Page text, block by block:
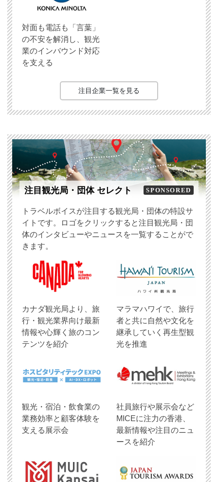
対面も電話も「言葉」
の不安を解消し、観光
業のインバウンド対応
を支える
注目企業一覧を見る
注目観光局・団体 セレクト SPONSORED
トラベルボイスが注目する観光局・団体の特設サ
イトです。ロゴをクリックすると注目観光局・団
体のインタビューやニュースを一覧することがで
きます。
​カナダ観光局より、旅
行・観光業界向け最新
情報や心輝く旅のコン
テンツを紹介
マラマハワイで、旅行
者と共に自然や文化を
継承していく再生型観
光を推進
観光・宿泊・飲食業の
業務効率と顧客体験を
支える展示会
社員旅行や展示会など
MICEに注力の香港、
最新情報や注目のニュ
ースを紹介